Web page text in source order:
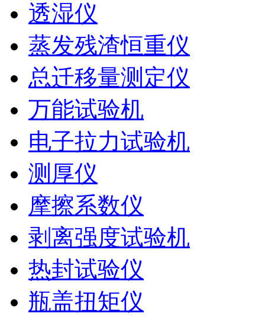
透湿仪
蒸发残渣恒重仪
总迁移量测定仪
万能试验机
电子拉力试验机
测厚仪
摩擦系数仪
剥离强度试验机
热封试验仪
瓶盖扭矩仪